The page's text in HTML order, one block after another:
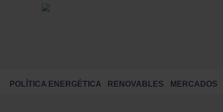
POLÍTICA ENERGÉTICA RENOVABLES MERCADOS